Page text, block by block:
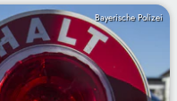
Bayerische Polizei